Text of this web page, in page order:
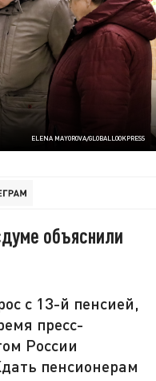
ELENA MAYOROVA/GLOBALLOOKPRESS
объяснили
с 13-й пенсией,
пресс-
России
пенсионерам